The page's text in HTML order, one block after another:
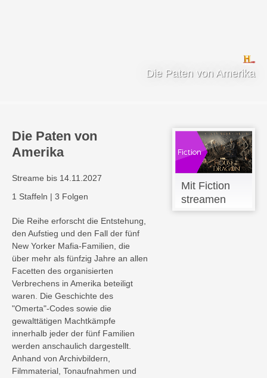
Die Paten von Amerika
Die Paten von
Amerika
Streame bis 14.11.2027
1 Staffeln | 3 Folgen
Die Reihe erforscht die Entstehung,
den Aufstieg und den Fall der fünf
New Yorker Mafia-Familien, die
über mehr als fünfzig Jahre an allen
Facetten des organisierten
Verbrechens in Amerika beteiligt
waren. Die Geschichte des
"Omerta"-Codes sowie die
gewalttätigen Machtkämpfe
innerhalb jeder der fünf Familien
werden anschaulich dargestellt.
Anhand von Archivbildern,
Filmmaterial, Tonaufnahmen und
Mit Fiction
streamen